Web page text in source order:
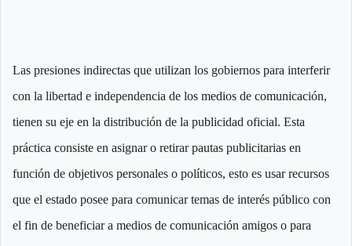
Las presiones indirectas que utilizan los gobiernos para interferir
con la libertad e independencia de los medios de comunicación,
tienen su eje en la distribución de la publicidad oficial. Esta
práctica consiste en asignar o retirar pautas publicitarias en
función de objetivos personales o políticos, esto es usar recursos
que el estado posee para comunicar temas de interés público con
el fin de beneficiar a medios de comunicación amigos o para